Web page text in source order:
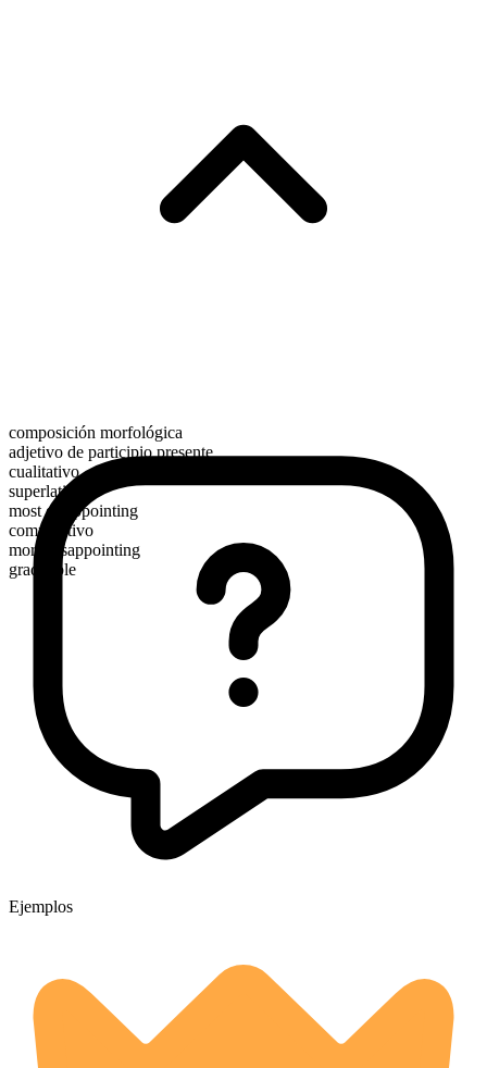
composición morfológica
adjetivo de participio presente
cualitativo
superlativo
most disappointing
comparativo
more disappointing
graduable
Ejemplos